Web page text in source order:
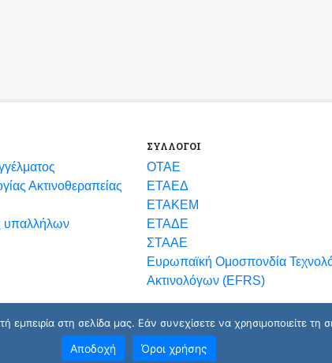
Ακτινοθεραπείας
υπαλλήλων
ΣΥΛΛΟΓΟΙ
ΟΤΑΕ
ΕΤΑΕΔ
ΕΤΑΚΕΜ
ΕΤΑΔΕ
ΣΤΑΑΕ
Ευρωπαϊκή Ομοσπονδία
Ακτινολόγων (EFRS)
στη σελίδα μας. Εάν συνεχίσετε να χρησιμοποιείτε τη
Αποδοχή Όροι χρήσης